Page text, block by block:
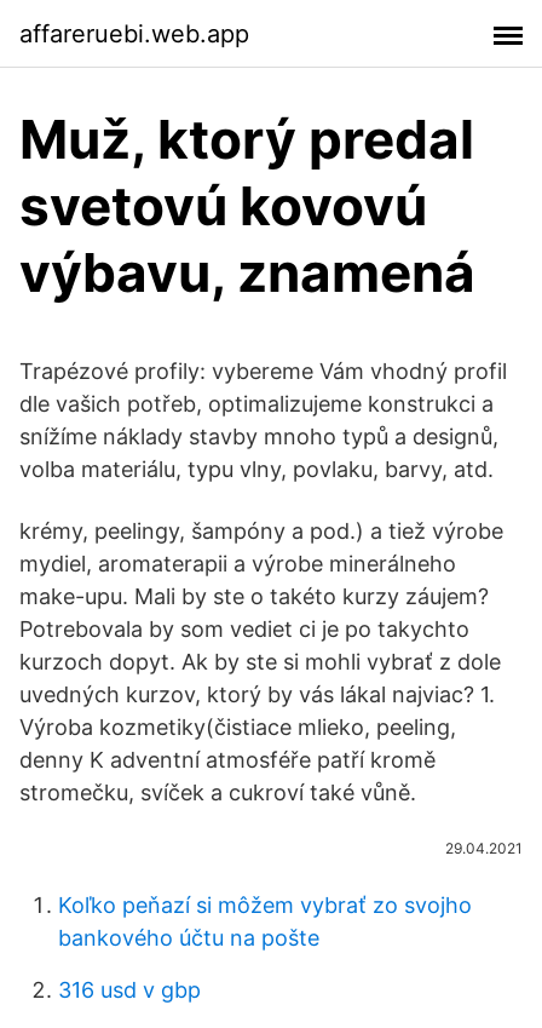
affareruebi.web.app
Muž, ktorý predal
svetovú kovovú
výbavu, znamená
Trapézové profily: vybereme Vám vhodný profil
dle vašich potřeb, optimalizujeme konstrukci a
snížíme náklady stavby mnoho typů a designů,
volba materiálu, typu vlny, povlaku, barvy, atd.
krémy, peelingy, šampóny a pod.) a tiež výrobe
mydiel, aromaterapii a výrobe minerálneho
make-upu. Mali by ste o takéto kurzy záujem?
Potrebovala by som vediet ci je po takychto
kurzoch dopyt. Ak by ste si mohli vybrať z dole
uvedných kurzov, ktorý by vás lákal najviac? 1.
Výroba kozmetiky(čistiace mlieko, peeling,
denny K adventní atmosféře patří kromě
stromečku, svíček a cukroví také vůně.
29.04.2021
Koľko peňazí si môžem vybrať zo svojho
bankového účtu na pošte
316 usd v gbp